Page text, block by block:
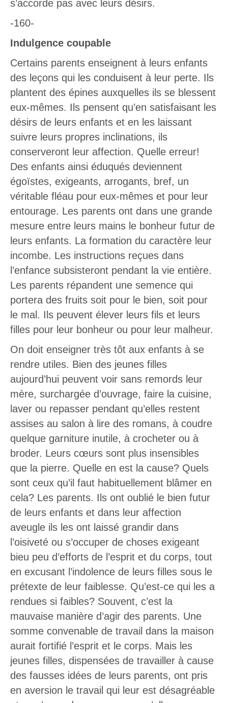
s’accorde pas avec leurs désirs.
-160-
Indulgence coupable
Certains parents enseignent à leurs enfants
des leçons qui les conduisent à leur perte. Ils
plantent des épines auxquelles ils se blessent
eux-mêmes. Ils pensent qu’en satisfaisant les
désirs de leurs enfants et en les laissant
suivre leurs propres inclinations, ils
conserveront leur affection. Quelle erreur!
Des enfants ainsi éduqués deviennent
égoïstes, exigeants, arrogants, bref, un
véritable fléau pour eux-mêmes et pour leur
entourage. Les parents ont dans une grande
mesure entre leurs mains le bonheur futur de
leurs enfants. La formation du caractère leur
incombe. Les instructions reçues dans
l’enfance subsisteront pendant la vie entière.
Les parents répandent une semence qui
portera des fruits soit pour le bien, soit pour
le mal. Ils peuvent élever leurs fils et leurs
filles pour leur bonheur ou pour leur malheur.
On doit enseigner très tôt aux enfants à se
rendre utiles. Bien des jeunes filles
aujourd’hui peuvent voir sans remords leur
mère, surchargée d’ouvrage, faire la cuisine,
laver ou repasser pendant qu’elles restent
assises au salon à lire des romans, à coudre
quelque garniture inutile, à crocheter ou à
broder. Leurs cœurs sont plus insensibles
que la pierre. Quelle en est la cause? Quels
sont ceux qu’il faut habituellement blâmer en
cela? Les parents. Ils ont oublié le bien futur
de leurs enfants et dans leur affection
aveugle ils les ont laissé grandir dans
l’oisiveté ou s’occuper de choses exigeant
bieu peu d’efforts de l’esprit et du corps, tout
en excusant l’indolence de leurs filles sous le
prétexte de leur faiblesse. Qu’est-ce qui les a
rendues si faibles? Souvent, c’est la
mauvaise manière d’agir des parents. Une
somme convenable de travail dans la maison
aurait fortifié l’esprit et le corps. Mais les
jeunes filles, dispensées de travailler à cause
des fausses idées de leurs parents, ont pris
en aversion le travail qui leur est désagréable